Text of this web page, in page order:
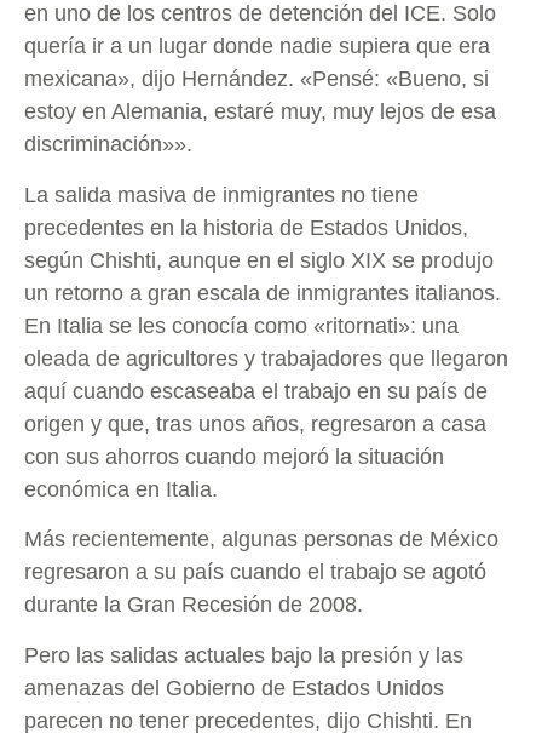
en uno de los centros de detención del ICE. Solo
quería ir a un lugar donde nadie supiera que era
mexicana», dijo Hernández. «Pensé: «Bueno, si
estoy en Alemania, estaré muy, muy lejos de esa
discriminación»».
La salida masiva de inmigrantes no tiene
precedentes en la historia de Estados Unidos,
según Chishti, aunque en el siglo XIX se produjo
un retorno a gran escala de inmigrantes italianos.
En Italia se les conocía como «ritornati»: una
oleada de agricultores y trabajadores que llegaron
aquí cuando escaseaba el trabajo en su país de
origen y que, tras unos años, regresaron a casa
con sus ahorros cuando mejoró la situación
económica en Italia.
Más recientemente, algunas personas de México
regresaron a su país cuando el trabajo se agotó
durante la Gran Recesión de 2008.
Pero las salidas actuales bajo la presión y las
amenazas del Gobierno de Estados Unidos
parecen no tener precedentes, dijo Chishti. En